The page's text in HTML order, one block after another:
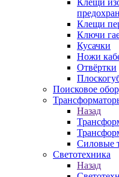
Клещи
Клещи
Ключи
Кусачки
Ножи
Отвёртки
Поисковое
Назад
Силовые
Светотехника
Назад